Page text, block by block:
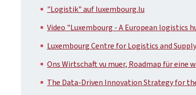
"Logistik" auf luxembourg.lu
Video "Luxembourg - A European logistics
Luxembourg Centre for Logistics and
Ons Wirtschaft vu muer, Roadmap für
The Data-Driven Innovation Strategy for